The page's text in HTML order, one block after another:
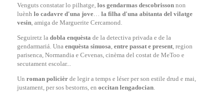
Venguts constatar lo pilhatge, los gendarmas descobrisson non
luènh lo cadavre d'una jove… la filha d'una abitanta del vilatge
vesin, amiga de Marguerite Cercamond.
Seguiretz la dobla enquèsta de la detectiva privada e de la
gendarmariá. Una enquèsta sinuosa, entre passat e present, region
parisenca, Normandia e Cevenas, cinèma del costat de MeToo e
secutament escolar...
Un roman policièr de legir a temps e léser per son estile drud e mai,
justament, per sos bestorns, en occitan lengadocian.